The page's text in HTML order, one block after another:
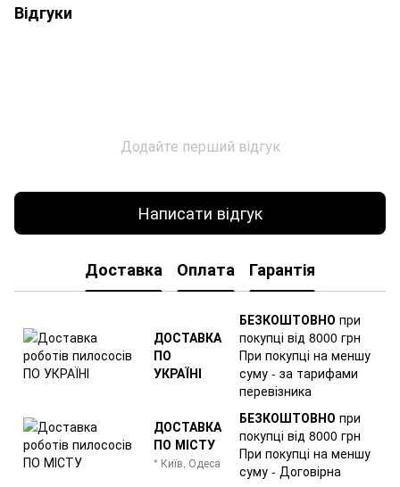
Відгуки
Додайте перший відгук
Написати відгук
Доставка Оплата Гарантія
ДОСТАВКА
ПО
УКРАЇНІ
БЕЗКОШТОВНО при
покупці від 8000 грн
При покупці на меншу
суму - за тарифами
перевізника
ДОСТАВКА
ПО МІСТУ
* Київ, Одеса
БЕЗКОШТОВНО при
покупці від 8000 грн
При покупці на меншу
суму - Договірна